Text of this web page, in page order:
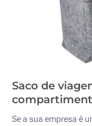
Saco de
Se a sua empresa é